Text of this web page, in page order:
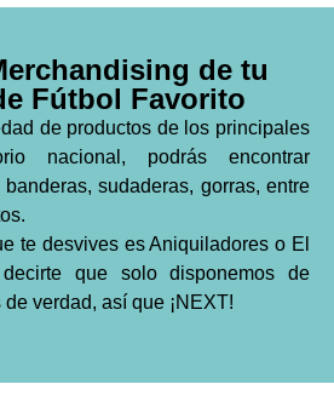
de tu
Fútbol Favorito
de productos de los principales
nacional, podrás encontrar
sudaderas, gorras, entre
te desvives es Aniquiladores o El
decirte que solo disponemos de
verdad, así que ¡NEXT!